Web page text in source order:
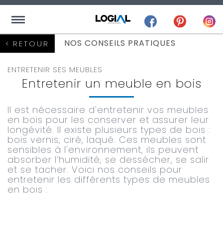
RETOUR NOS CONSEILS PRATIQUES
ENTRETENIR SES MEUBLES
Entretenir un meuble en bois
Il est nécessaire d'entretenir vos meubles
en bois pour les conserver et assurer leur
longévité. Il existe plusieurs types de bois :
bois vernis, ciré, laqué. Ces meubles sont
sensibles à l'environnement, ils peuvent
absorber l’humidité, se dessécher, se salir
et se tacher. Voici nos conseils pour
entretenir les différents types de meubles
en bois :